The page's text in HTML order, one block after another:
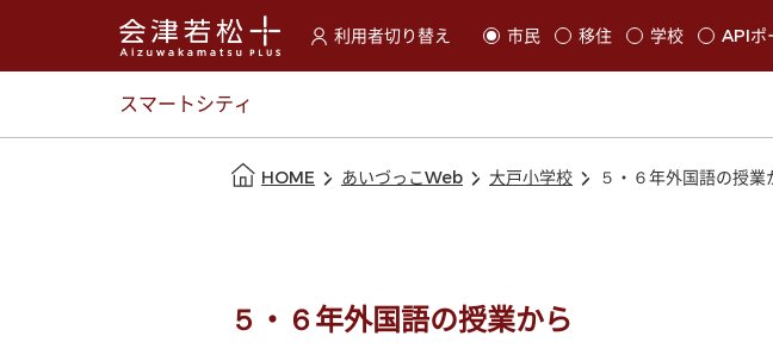
利用者切り替え
選択すると利用者の切替が発生します
市民 移住 学校 APIポ
スマートシティ
HOME あいづっこWeb 大戸小学校 ５・６年外国語の授業
５・６年外国語の授業から